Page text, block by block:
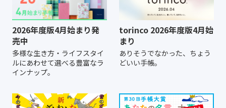
2026年度版4月始まり発
売中
多様な生き方・ライフスタイ
ルにあわせて選べる豊富なラ
インナップ。
torinco 2026年度版4月始
まり
ありそうでなかった、ちょう
どいい手帳。